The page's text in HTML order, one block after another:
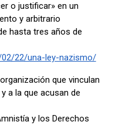
o justificar» en un
y arbitrario
hasta tres años de
22/una-ley-nazismo/
que vinculan
a la que acusan de
y los Derechos